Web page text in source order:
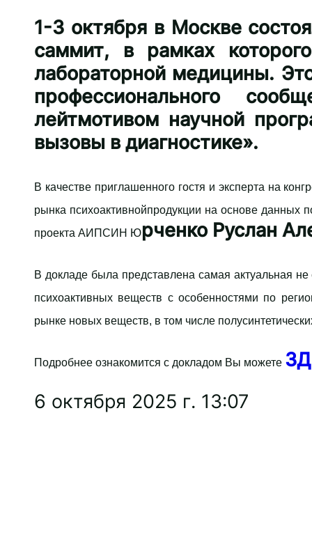
1-3 октября в Москве
саммит, в рамках
лабораторной медицины.
профессионального
лейтмотивом научной
вызовы в диагностике».
В качестве приглашенного гостя и эксперта на
рынка психоактивнойпродукции на основе
проекта АИПСИН Юрченко Руслан
В докладе была представлена самая актуальная
психоактивных веществ с особенностями по
рынке новых веществ, в том числе
Подробнее ознакомится с докладом Вы можете
6 октября 2025 г. 13:07